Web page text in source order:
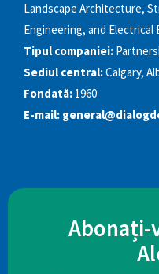
Landscape Architecture,
Engineering, and Electrical
Tipul companiei:
Sediul central:Calgary,
Fondată: 1960
E-mail:
Abonați-